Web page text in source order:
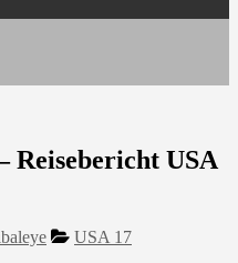
Reisebericht USA
USA 17